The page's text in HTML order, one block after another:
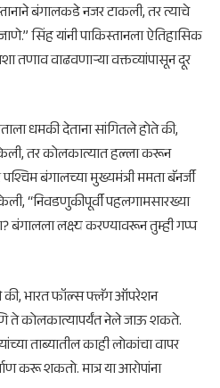
बंगालकडे नजर टाकली, तर त्याचे
सिंह यांनी पाकिस्तानला ऐतिहासिक
तणाव वाढवणाऱ्या वक्तव्यांपासून दूर
धमकी देताना सांगितले होते की,
केली, तर कोलकात्यात हल्ला करून
बंगालच्या मुख्यमंत्री ममता बॅनर्जी
केली, “निवडणुकीपूर्वी पहलगामसारख्या
बंगालला लक्ष्य करण्यावरून तुम्ही गप्प
की, भारत फॉल्स फ्लॅग ऑपरेशन
ते कोलकात्यापर्यंत नेले जाऊ शकते.
ताब्यातील काही लोकांचा वापर
करू शकतो. मात्र या आरोपांना